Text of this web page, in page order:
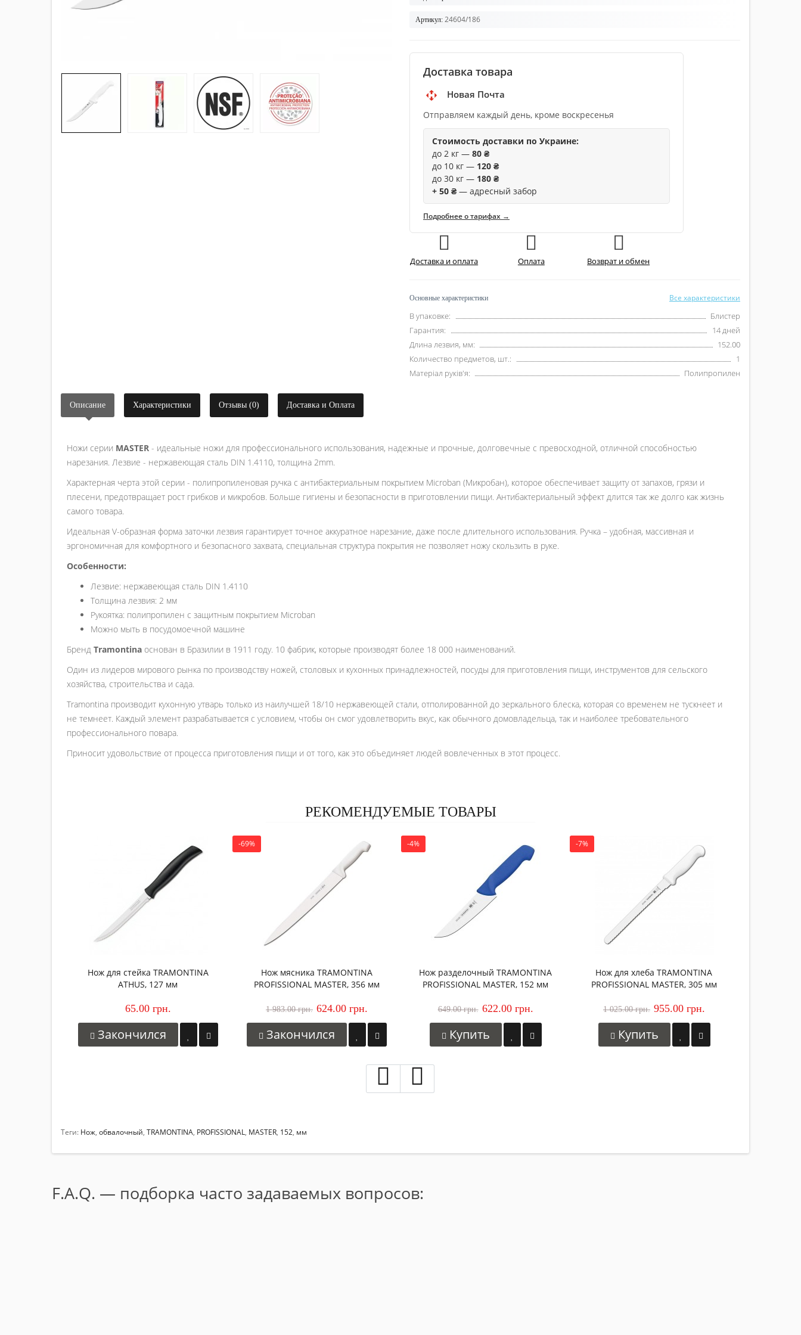
Артикул: 24604/186
Доставка товара
Новая Почта
Отправляем каждый день, кроме воскресенья
Стоимость доставки по Украине:
до 2 кг — 80 ₴
до 10 кг — 120 ₴
до 30 кг — 180 ₴
+ 50 ₴ — адресный забор
Подробнее о тарифах →
Доставка и оплата Оплата Возврат и обмен
Основные характеристики Все характеристики
В упаковке:
Блистер
Гарантия:
14 дней
Длина лезвия, мм:
152.00
Количество предметов, шт.:
1
Матеріал руків'я:
Полипропилен
Описание Характеристики Отзывы (0) Доставка и Оплата
Ножи серии MASTER - идеальные ножи для профессионального использования, надежные и прочные, долговечные с превосходной, отличной способностью
нарезания. Лезвие - нержавеющая сталь DIN 1.4110, толщина 2mm.
Характерная черта этой серии - полипропиленовая ручка с антибактериальным покрытием Microban (Микробан), которое обеспечивает защиту от запахов, грязи и
плесени, предотвращает рост грибков и микробов. Больше гигиены и безопасности в приготовлении пищи. Антибактериальный эффект длится так же долго как жизнь
самого товара.
Идеальная V-образная форма заточки лезвия гарантирует точное аккуратное нарезание, даже после длительного использования. Ручка – удобная, массивная и
эргономичная для комфортного и безопасного захвата, специальная структура покрытия не позволяет ножу скользить в руке.
Особенности:
Лезвие: нержавеющая сталь DIN 1.4110
Толщина лезвия: 2 мм
Рукоятка: полипропилен с защитным покрытием Microban
Можно мыть в посудомоечной машине
Бренд Tramontina основан в Бразилии в 1911 году. 10 фабрик, которые производят более 18 000 наименований.
Один из лидеров мирового рынка по производству ножей, столовых и кухонных принадлежностей, посуды для приготовления пищи, инструментов для сельского
хозяйства, строительства и сада.
Tramontina производит кухонную утварь только из наилучшей 18/10 нержавеющей стали, отполированной до зеркального блеска, которая со временем не тускнеет и
не темнеет. Каждый элемент разрабатывается с условием, чтобы он смог удовлетворить вкус, как обычного домовладельца, так и наиболее требовательного
профессионального повара.
Приносит удовольствие от процесса приготовления пищи и от того, как это объединяет людей вовлеченных в этот процесс.
РЕКОМЕНДУЕМЫЕ ТОВАРЫ
Нож для стейка TRAMONTINA
ATHUS, 127 мм
65.00 грн.
Закончился
-69%
Нож мясника TRAMONTINA
PROFISSIONAL MASTER, 356 мм
1 983.00 грн. 624.00 грн.
Закончился
-4%
Нож разделочный TRAMONTINA
PROFISSIONAL MASTER, 152 мм
649.00 грн. 622.00 грн.
Купить
-7%
Нож для хлеба TRAMONTINA
PROFISSIONAL MASTER, 305 мм
1 025.00 грн. 955.00 грн.
Купить
Теги: Нож, обвалочный, TRAMONTINA, PROFISSIONAL, MASTER, 152, мм
F.A.Q. — подборка часто задаваемых вопросов: